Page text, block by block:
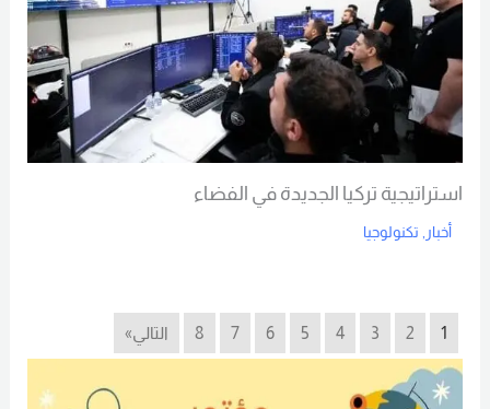
استراتيجية تركيا الجديدة في الفضاء
أخبار تكنولوجيا
1
2
3
4
5
6
7
8 التالي»